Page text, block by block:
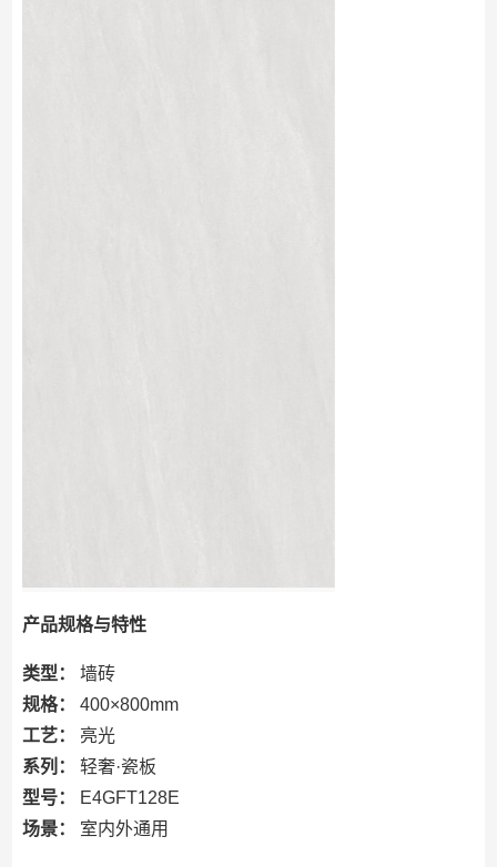
产品规格与特性
类型：
墙砖
规格：
400×800mm
工艺：
亮光
系列：
轻奢·瓷板
型号：
E4GFT128E
场景：
室内外通用